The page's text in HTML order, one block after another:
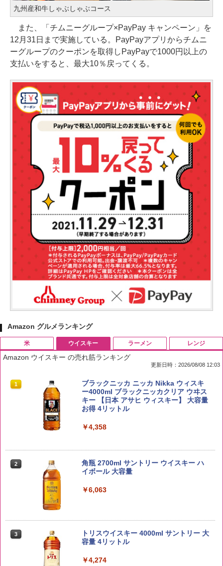
九州産和牛しゃぶしゃぶコース
また、「チムニーグループ×PayPay キャンペーン」を
12月31日まで実施している。PayPayアプリからチムニ
ーグループのクーポンを取得しPayPayで1000円以上の
支払いをすると、最大10％戻ってくる。
Amazon グルメランキング
米
1 by Amazon 国産ブレンド米 精米 5kg
￥2,650
らめき 5kg 令和7年産
米 5kg
ウイスキー
Amazon ウイスキー の売れ筋ランキング
更新日時：2026/08/08 12:03
1
ブラックニッカ ニッカ Nikka ウィスキ
ー4000ml ブラックニッカクリア ウヰス
キー 【日本 アサヒ ウィスキー】 大容量
お得 4リットル
￥4,358
2
角瓶 2700ml サントリー ウイスキー ハ
イボール 大容量
￥6,063
3
トリスウイスキー 4000ml サントリー 大
容量 4リットル
￥4,274
ラーメン レンジ